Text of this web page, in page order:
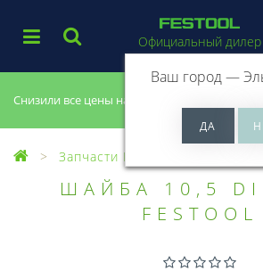
Снизили все цены на 20%, успей купить!
Официальный дилер
Ваш город —
Запчасти Festool
ШАЙБА 10,5
FESTOOL